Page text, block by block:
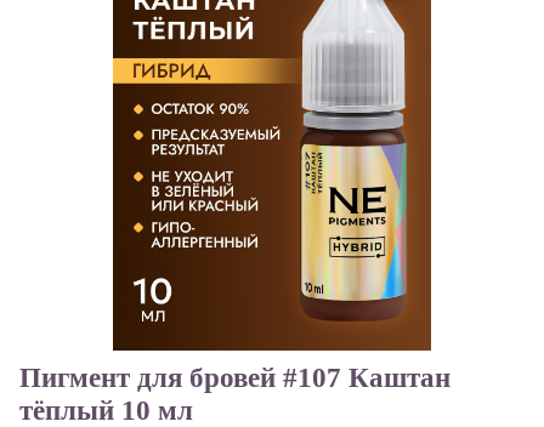
Пигмент для бровей #107 Каштан
тёплый 10 мл